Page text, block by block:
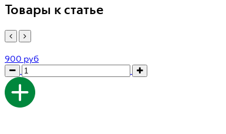
Товары к статье
900 руб